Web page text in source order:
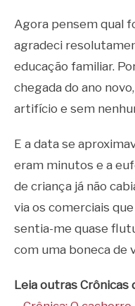
Agora pensem qual
agradeci
educação familiar.
chegada do ano
artifício e sem
E a data se
eram minutos e a
de criança já não
via os comerciais
sentia-me quase
com uma boneca de
Leia outras Crônicas